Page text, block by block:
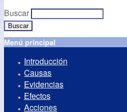
Buscar
Menú principal
Introducción
Causas
Evidencias
Efectos
Acciones